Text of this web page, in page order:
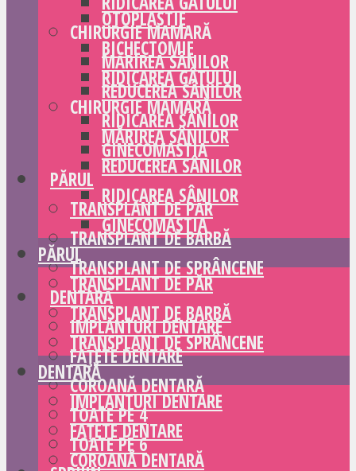
CHIRURGIE MAMARĂ
MĂRIREA SÂNILOR
REDUCEREA SÂNILOR
RIDICAREA SÂNILOR
GINECOMASTIA
PĂRUL
TRANSPLANT DE PĂR
TRANSPLANT DE BARBĂ
TRANSPLANT DE SPRÂNCENE
DENTARĂ
IMPLANTURI DENTARE
FAȚETE DENTARE
COROANĂ DENTARĂ
TOATE PE 4
TOATE PE 6
OTOPLASTIE
BICHECTOMIE
RIDICAREA GÂTULUI
CHIRURGIE MAMARĂ
MĂRIREA SÂNILOR
REDUCEREA SÂNILOR
RIDICAREA SÂNILOR
GINECOMASTIA
PĂRUL
TRANSPLANT DE PĂR
TRANSPLANT DE BARBĂ
TRANSPLANT DE SPRÂNCENE
DENTARĂ
IMPLANTURI DENTARE
FAȚETE DENTARE
COROANĂ DENTARĂ